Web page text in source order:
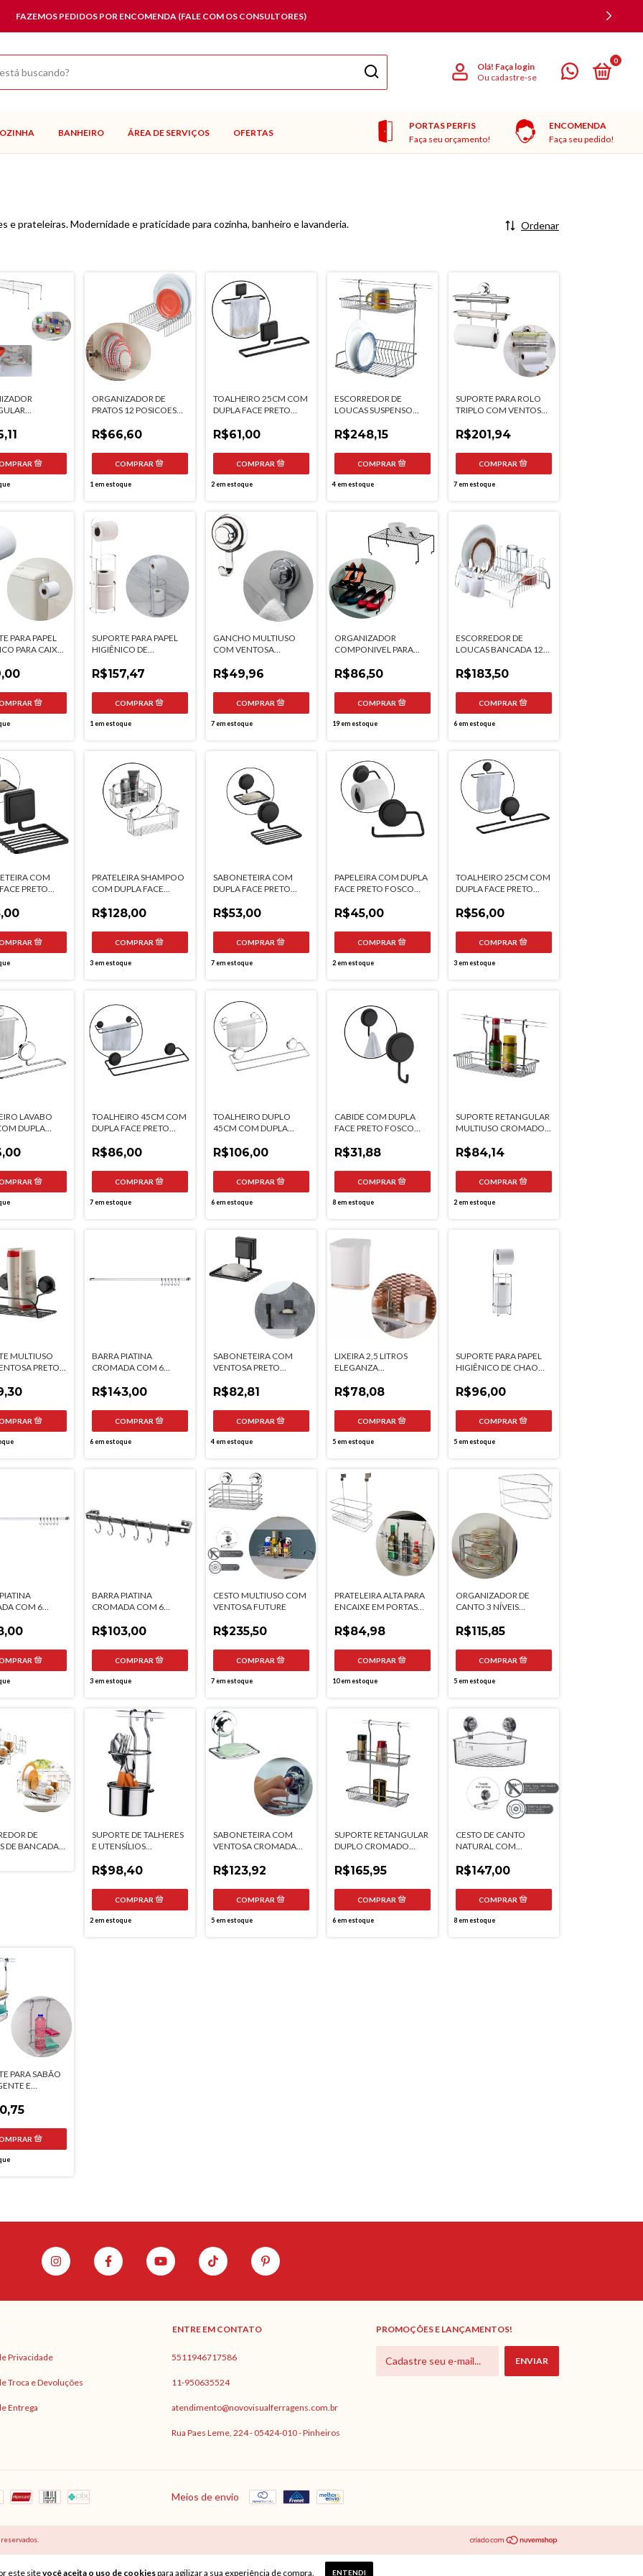
FAZEMOS PEDIDOS POR ENCOMENDA (FALE COM OS CONSULTORES)
Olá! Faça login
Ou cadastre-se
0
BANHEIRO ÁREA DE SERVIÇOS OFERTAS
PORTAS PERFIS
Faça seu orçamento!
ENCOMENDA
Faça seu pedido!
este sitevocê aceita o uso de cookiespara agilizar a sua experiência de compra. ENTENDI
e prateleiras. Modernidade e praticidade para cozinha, banheiro e lavanderia. Ordenar
ORGANIZADOR DE
PRATOS 12 POSICOES
R$66,60
1 em estoque
TOALHEIRO 25CM COM
DUPLA FACE PRETO
R$61,00
2em estoque
ESCORREDOR DE
LOUCAS SUSPENSO
PRATOS FUTURE
R$248,15
4em estoque
SUPORTE PARA ROLO
TRIPLO COM VENTOSA
R$201,94
7em estoque
PARA PAPEL
PARA CAIXA
SUPORTE PARA PAPEL
HIGIÊNICO DE
RESERVA FUTURE
R$157,47
1 em estoque
GANCHO MULTIUSO
COM VENTOSA
R$49,96
7em estoque
ORGANIZADOR
COMPONIVEL PARA
FOSCO FUTURE
R$86,50
19em estoque
ESCORREDOR DE
LOUCAS BANCADA 12
R$183,50
6em estoque
COM
PRETO
PRATELEIRA SHAMPOO
COM DUPLA FACE
R$128,00
3em estoque
SABONETEIRA COM
DUPLA FACE PRETO
R$53,00
7em estoque
PAPELEIRA COM DUPLA
FACE PRETO FOSCO
R$45,00
2em estoque
TOALHEIRO 25CM COM
DUPLA FACE PRETO
R$56,00
3em estoque
LAVABO
DUPLA
TOALHEIRO 45CM COM
DUPLA FACE PRETO
R$86,00
7em estoque
TOALHEIRO DUPLO
45CM COM DUPLA
R$106,00
6em estoque
CABIDE COM DUPLA
FACE PRETO FOSCO
R$31,88
8em estoque
SUPORTE RETANGULAR
MULTIUSO CROMADO
R$84,14
2em estoque
MULTIUSO
PRETO
BARRA PIATINA
CROMADA COM 6
FUTURE
R$143,00
6em estoque
SABONETEIRA COM
VENTOSA PRETO
R$82,81
4em estoque
LIXEIRA 2,5 LITROS
ELEGANZA
FUTURE
R$78,08
5em estoque
SUPORTE PARA PAPEL
HIGIÊNICO DE CHAO
R$96,00
5em estoque
COM 6
BARRA PIATINA
CROMADA COM 6
FUTURE
R$103,00
3em estoque
CESTO MULTIUSO COM
VENTOSA FUTURE
R$235,50
7em estoque
PRATELEIRA ALTA PARA
ENCAIXE EM PORTAS
R$84,98
10em estoque
ORGANIZADOR DE
CANTO 3 NÍVEIS
R$115,85
5em estoque
DE
DE BANCADA
SUPORTE DE TALHERES
E UTENSÍLIOS
FUTURE
R$98,40
2em estoque
SABONETEIRA COM
VENTOSA CROMADA
R$123,92
5em estoque
SUPORTE RETANGULAR
DUPLO CROMADO
R$165,95
6em estoque
CESTO DE CANTO
NATURAL COM
R$147,00
8em estoque
PARA SABÃO
E
Privacidade
Troca e Devoluções
Entrega
ENTRE EM CONTATO
5511946717586
11-950635524
atendimento@novovisualferragens.com.br
Rua Paes Leme, 224 - 05424-010 - Pinheiros
PROMOÇÕES E LANÇAMENTOS!
Meios de envio